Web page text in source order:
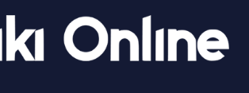
23.07.2026 | 14:58